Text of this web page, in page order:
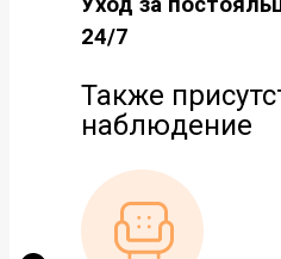
24/7
Также
наблюдение